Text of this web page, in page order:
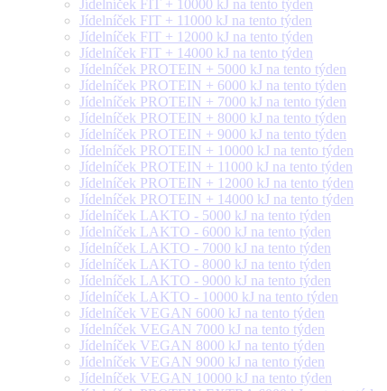
Jídelníček FIT + 10000 kJ na tento týden
Jídelníček FIT + 11000 kJ na tento týden
Jídelníček FIT + 12000 kJ na tento týden
Jídelníček FIT + 14000 kJ na tento týden
Jídelníček PROTEIN + 5000 kJ na tento týden
Jídelníček PROTEIN + 6000 kJ na tento týden
Jídelníček PROTEIN + 7000 kJ na tento týden
Jídelníček PROTEIN + 8000 kJ na tento týden
Jídelníček PROTEIN + 9000 kJ na tento týden
Jídelníček PROTEIN + 10000 kJ na tento týden
Jídelníček PROTEIN + 11000 kJ na tento týden
Jídelníček PROTEIN + 12000 kJ na tento týden
Jídelníček PROTEIN + 14000 kJ na tento týden
Jídelníček LAKTO - 5000 kJ na tento týden
Jídelníček LAKTO - 6000 kJ na tento týden
Jídelníček LAKTO - 7000 kJ na tento týden
Jídelníček LAKTO - 8000 kJ na tento týden
Jídelníček LAKTO - 9000 kJ na tento týden
Jídelníček LAKTO - 10000 kJ na tento týden
Jídelníček VEGAN 6000 kJ na tento týden
Jídelníček VEGAN 7000 kJ na tento týden
Jídelníček VEGAN 8000 kJ na tento týden
Jídelníček VEGAN 9000 kJ na tento týden
Jídelníček VEGAN 10000 kJ na tento týden